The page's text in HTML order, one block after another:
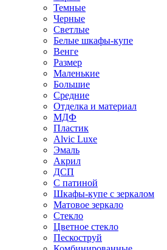
Темные
Черные
Светлые
Белые шкафы-купе
Венге
Размер
Маленькие
Большие
Средние
Отделка и материал
МДФ
Пластик
Alvic Luxe
Эмаль
Акрил
ДСП
С патиной
Шкафы-купе с зеркалом
Матовое зеркало
Стекло
Цветное стекло
Пескоструй